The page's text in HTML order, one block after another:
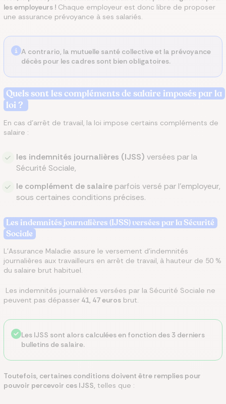
les employeurs ! Chaque employeur est donc libre de proposer
une assurance prévoyance à ses salariés.
A contrario, la mutuelle santé collective et la prévoyance
décès pour les cadres sont bien obligatoires.
Quels sont les compléments de salaire imposés par la
loi ?
En cas d’arrêt de travail, la loi impose certains compléments de
salaire :
les indemnités journalières (IJSS) versées par la
Sécurité Sociale,
le complément de salaireparfois versé par l’employeur,
sous certaines conditions précises.
Les indemnités journalières (IJSS) versées par la Sécurité
Sociale
L’Assurance Maladie assure le versement d’indemnités
journalières aux travailleurs en arrêt de travail, à hauteur de 50 %
du salaire brut habituel.
Les indemnités journalières versées par la Sécurité Sociale ne
peuvent pas dépasser 41, 47 euros brut.
Les IJSS sont alors calculées en fonction des 3 derniers
bulletins de salaire.
Toutefois, certaines conditions doivent être remplies pour
pouvoir percevoir ces IJSS, telles que :